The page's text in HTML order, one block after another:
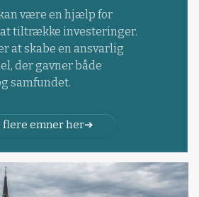
være en hjælp for
tiltrække investeringer.
at skabe en ansvarlig
der gavner både
samfundet.
flere emner her